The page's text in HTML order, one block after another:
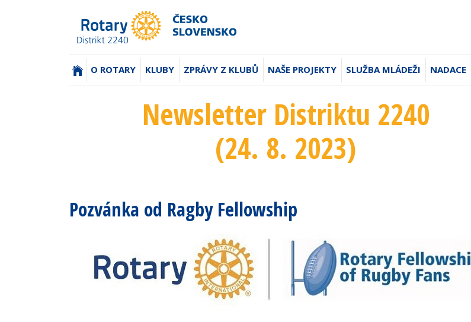
(AKTUÁLNÍ)
O ROTARY KLUBY ZPRÁVY Z KLUBŮ NAŠE PROJEKTY SLUŽBA MLÁDEŽI NADACE
Newsletter Distriktu 2240
(24. 8. 2023)
Pozvánka od Ragby Fellowship